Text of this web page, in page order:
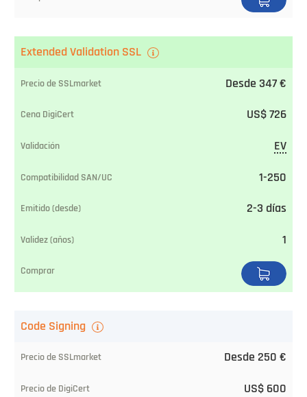
Extended Validation SSL
Desde 347 €
US$ 726
EV
1-250
2-3 días
1
Code Signing
Desde 250 €
US$ 600